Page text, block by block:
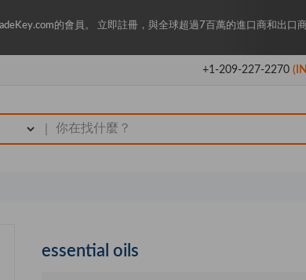
的會員。 立即註冊，與全球超過7百萬的進口商和出口商
+1-209-227-2270
essential oils